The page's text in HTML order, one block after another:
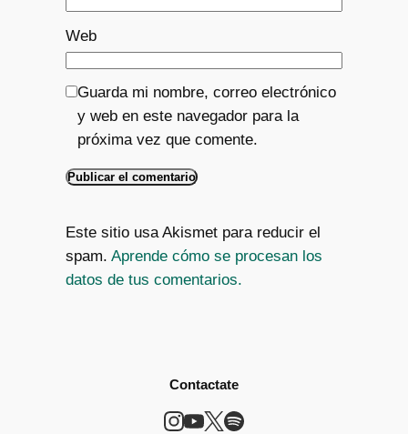
Web
Guarda mi nombre, correo electrónico
y web en este navegador para la
próxima vez que comente.
Este sitio usa Akismet para reducir el
spam. Aprende cómo se procesan los
datos de tus comentarios.
Contactate